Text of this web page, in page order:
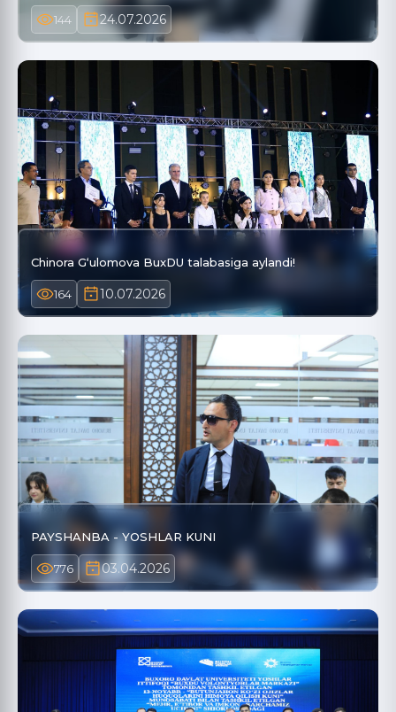
144 24.07.2026
Chinora G‘ulomova BuxDU talabasiga aylandi!
164 10.07.2026
PAYSHANBA - YOSHLAR KUNI
776 03.04.2026